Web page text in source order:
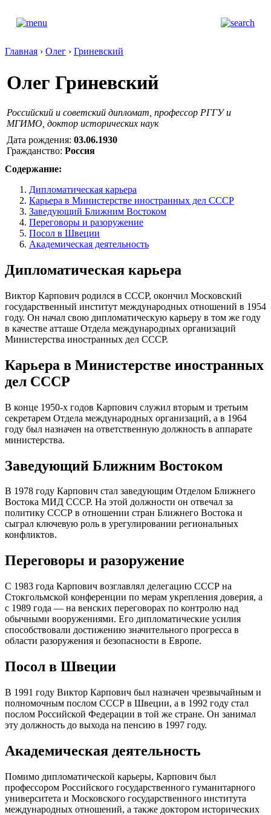
Главная › Олег › Гриневский
Олег Гриневский
Российский и советский дипломат, профессор РГГУ и
МГИМО, доктор исторических наук
Дата рождения: 03.06.1930
Гражданство: Россия
Содержание:
Дипломатическая карьера
Карьера в Министерстве иностранных дел СССР
Заведующий Ближним Востоком
Переговоры и разоружение
Посол в Швеции
Академическая деятельность
Дипломатическая карьера
Виктор Карпович родился в СССР, окончил Московский
государственный институт международных отношений в 1954
году. Он начал свою дипломатическую карьеру в том же году
в качестве атташе Отдела международных организаций
Министерства иностранных дел СССР.
Карьера в Министерстве иностранных
дел СССР
В конце 1950-х годов Карпович служил вторым и третьим
секретарем Отдела международных организаций, а в 1964
году был назначен на ответственную должность в аппарате
министерства.
Заведующий Ближним Востоком
В 1978 году Карпович стал заведующим Отделом Ближнего
Востока МИД СССР. На этой должности он отвечал за
политику СССР в отношении стран Ближнего Востока и
сыграл ключевую роль в урегулировании региональных
конфликтов.
Переговоры и разоружение
С 1983 года Карпович возглавлял делегацию СССР на
Стокгольмской конференции по мерам укрепления доверия, а
с 1989 года — на венских переговорах по контролю над
обычными вооружениями. Его дипломатические усилия
способствовали достижению значительного прогресса в
области разоружения и безопасности в Европе.
Посол в Швеции
В 1991 году Виктор Карпович был назначен чрезвычайным и
полномочным послом СССР в Швеции, а в 1992 году стал
послом Российской Федерации в той же стране. Он занимал
эту должность до выхода на пенсию в 1997 году.
Академическая деятельность
Помимо дипломатической карьеры, Карпович был
профессором Российского государственного гуманитарного
университета и Московского государственного института
международных отношений, а также доктором исторических